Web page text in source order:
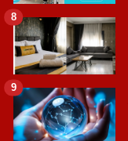
8
9